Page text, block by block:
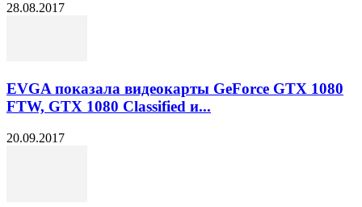
28.08.2017
EVGA показала видеокарты GeForce GTX 1080
FTW, GTX 1080 Classified и...
20.09.2017